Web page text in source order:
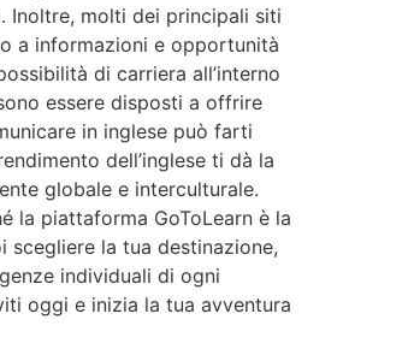
Inoltre, molti dei principali siti
a informazioni e opportunità
di carriera all’interno
essere disposti a offrire
in inglese può farti
dell’inglese ti dà la
globale e interculturale.
la piattaforma GoToLearn è la
la tua destinazione,
individuali di ogni
oggi e inizia la tua avventura